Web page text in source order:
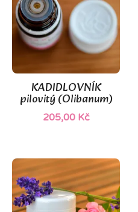
KADIDLOVNÍK
pilovitý (Olibanum)
205,00 Kč